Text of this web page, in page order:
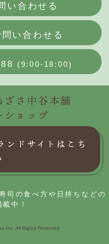
い合わせる
い合わせる
(9:00-18:00)
さ中谷本舗
ショップ
ンドサイトはこち
司の食べ方や日持ちなどの
中！
All Rights Reserved.